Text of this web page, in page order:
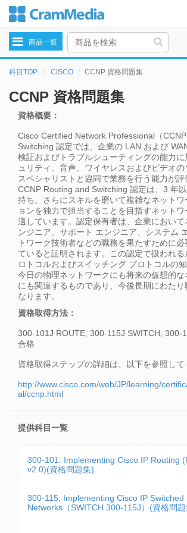
navigation
商品一覧
科目TOP CISCO CCNP 資格問題集
CCNP 資格問題集
資格概要：
Cisco Certified Network Professional（
Switching 認定では、企業の LAN および
検証およびトラブルシューティングの能力に
ュリティ、音声、ワイヤレスおよびビデオ
スペシャリストと協同で業務を行う能力が評
CCNP Routing and Switching 認定は、3 年
持ち、さらにスキルを磨いて複雑なネット
ョンを独力で担当することを目指すネット
適しています。認定保有者は、企業におい
ンジニア、サポート エンジニア、システム
トワーク技術者などの職務を果たすために
ていると証明されます。この認定で扱われ
ロトコルおよびスイッチング プロトコルの知
今日の物理ネットワークにも将来の仮想的
にも関連するものであり、今後長期にわたり
なります。
資格取得方法：
300-101J ROUTE, 300-115J SWITCH, 300-
合格
資格取得ステップの詳細は、以下を参照して
http://www.cisco.com/web/JP/learning/
al/ccnp.html
提供科目一覧
300-101: Implementing Cisco IP Routing
v2.0)(資格問題集)
300-115: Implementing Cisco IP Switched
Networks（SWITCH 300-115J）(資格問